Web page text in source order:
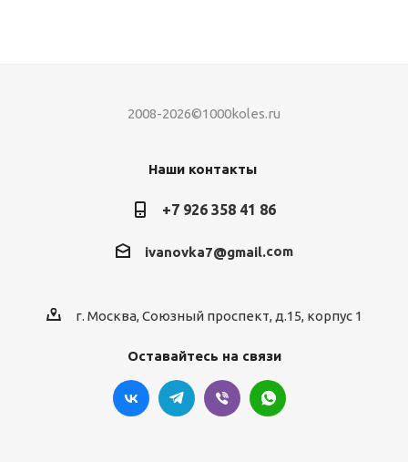
2008-2026©1000koles.ru
Наши контакты
+7 926 358 41 86
ivanovka7@gmail.com
г. Москва, Союзный проспект, д.15, корпус 1
Оставайтесь на связи